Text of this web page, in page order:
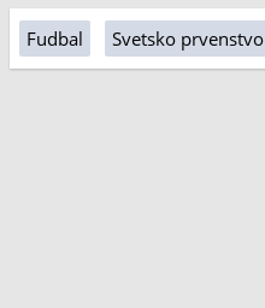
Fudbal Svetsko prvenstvo